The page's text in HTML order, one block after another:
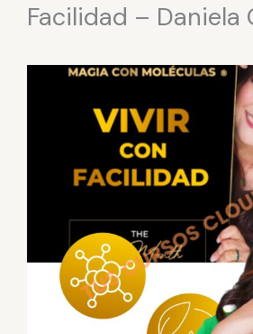
Facilidad – Daniela